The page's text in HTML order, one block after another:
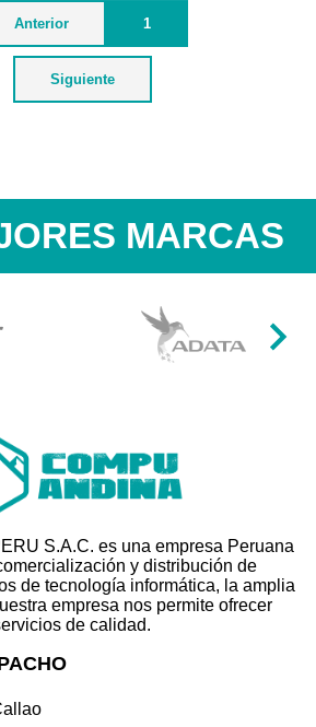
Anterior 1
Siguiente
MARCAS
S.A.C. es una empresa Peruana
y distribución de
de tecnología informática, la amplia
empresa nos permite ofrecer
de calidad.